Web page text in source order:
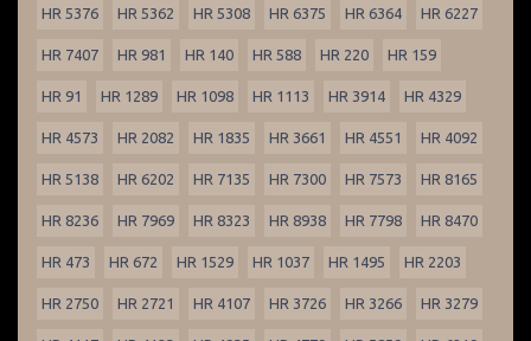
HR 5376 HR 5362 HR 5308 HR 6375 HR 6364 HR 6227
HR 7407 HR 981 HR 140 HR 588 HR 220 HR 159
HR 91 HR 1289 HR 1098 HR 1113 HR 3914 HR 4329
HR 4573 HR 2082 HR 1835 HR 3661 HR 4551 HR 4092
HR 5138 HR 6202 HR 7135 HR 7300 HR 7573 HR 8165
HR 8236 HR 7969 HR 8323 HR 8938 HR 7798 HR 8470
HR 473 HR 672 HR 1529 HR 1037 HR 1495 HR 2203
HR 2750 HR 2721 HR 4107 HR 3726 HR 3266 HR 3279